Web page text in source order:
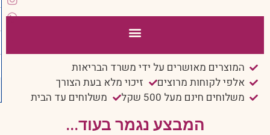
המוצרים מאושרים על ידי משרד הבריאות
אלפי לקוחות מרוצים
זיכוי מלא בעת הצורך
משלוחים חינם מעל 500 שקל
משלוחים עד הבית
המבצע נגמר בעוד...